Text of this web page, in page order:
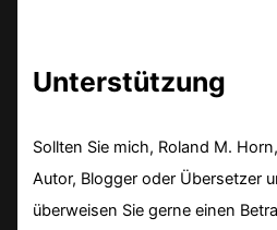
Unterstützung
Sollten Sie mich, Roland M.
Autor, Blogger oder Übersetzer
überweisen Sie gerne einen